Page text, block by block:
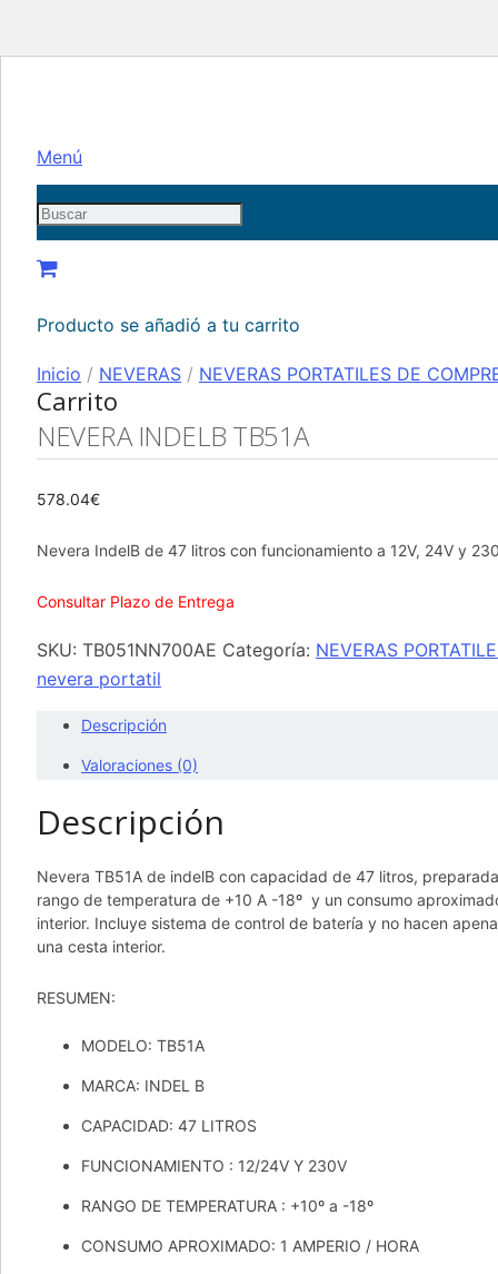
Menú
Producto se añadió a tu carrito
Carrito
Inicio / NEVERAS / NEVERAS PORTATILES DE
NEVERA INDELB TB51A
578.04€
Nevera IndelB de 47 litros con funcionamiento a 12V, 24V y
Consultar Plazo de Entrega
SKU: TB051NN700AE Categoría: NEVERAS
nevera portatil
Descripción
Valoraciones (0)
Descripción
Nevera TB51A de indelB con capacidad de 47 litros,
rango de temperatura de +10 A -18º y un consumo
interior. Incluye sistema de control de batería y no hacen
una cesta interior.
RESUMEN:
MODELO: TB51A
MARCA: INDEL B
CAPACIDAD: 47 LITROS
FUNCIONAMIENTO : 12/24V Y 230V
RANGO DE TEMPERATURA : +10º a -18º
CONSUMO APROXIMADO: 1 AMPERIO / HORA